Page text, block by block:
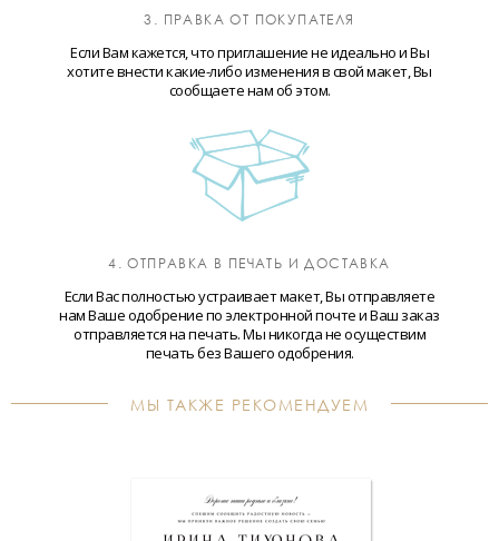
3. ПРАВКА ОТ ПОКУПАТЕЛЯ
Если Вам кажется, что приглашение не идеально и Вы
хотите внести какие-либо изменения в свой макет, Вы
сообщаете нам об этом.
4. ОТПРАВКА В ПЕЧАТЬ И ДОСТАВКА
Если Вас полностью устраивает макет, Вы отправляете
нам Ваше одобрение по электронной почте и Ваш заказ
отправляется на печать. Мы никогда не осуществим
печать без Вашего одобрения.
МЫ ТАКЖЕ РЕКОМЕНДУЕМ